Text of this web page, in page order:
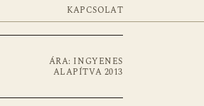
KAPCSOLAT
ÁRA: INGYENES
ALAPÍTVA 2013